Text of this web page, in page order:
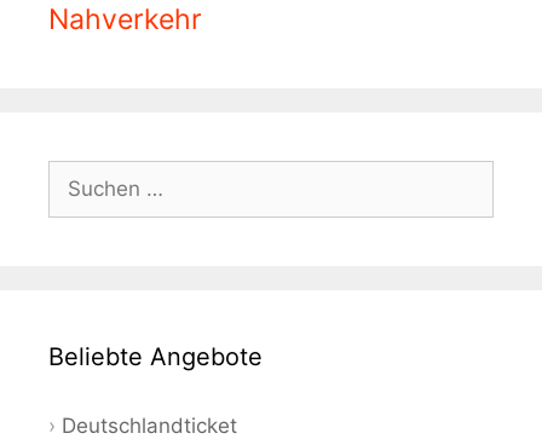
Nahverkehr
nach:
Beliebte Angebote
Deutschlandticket